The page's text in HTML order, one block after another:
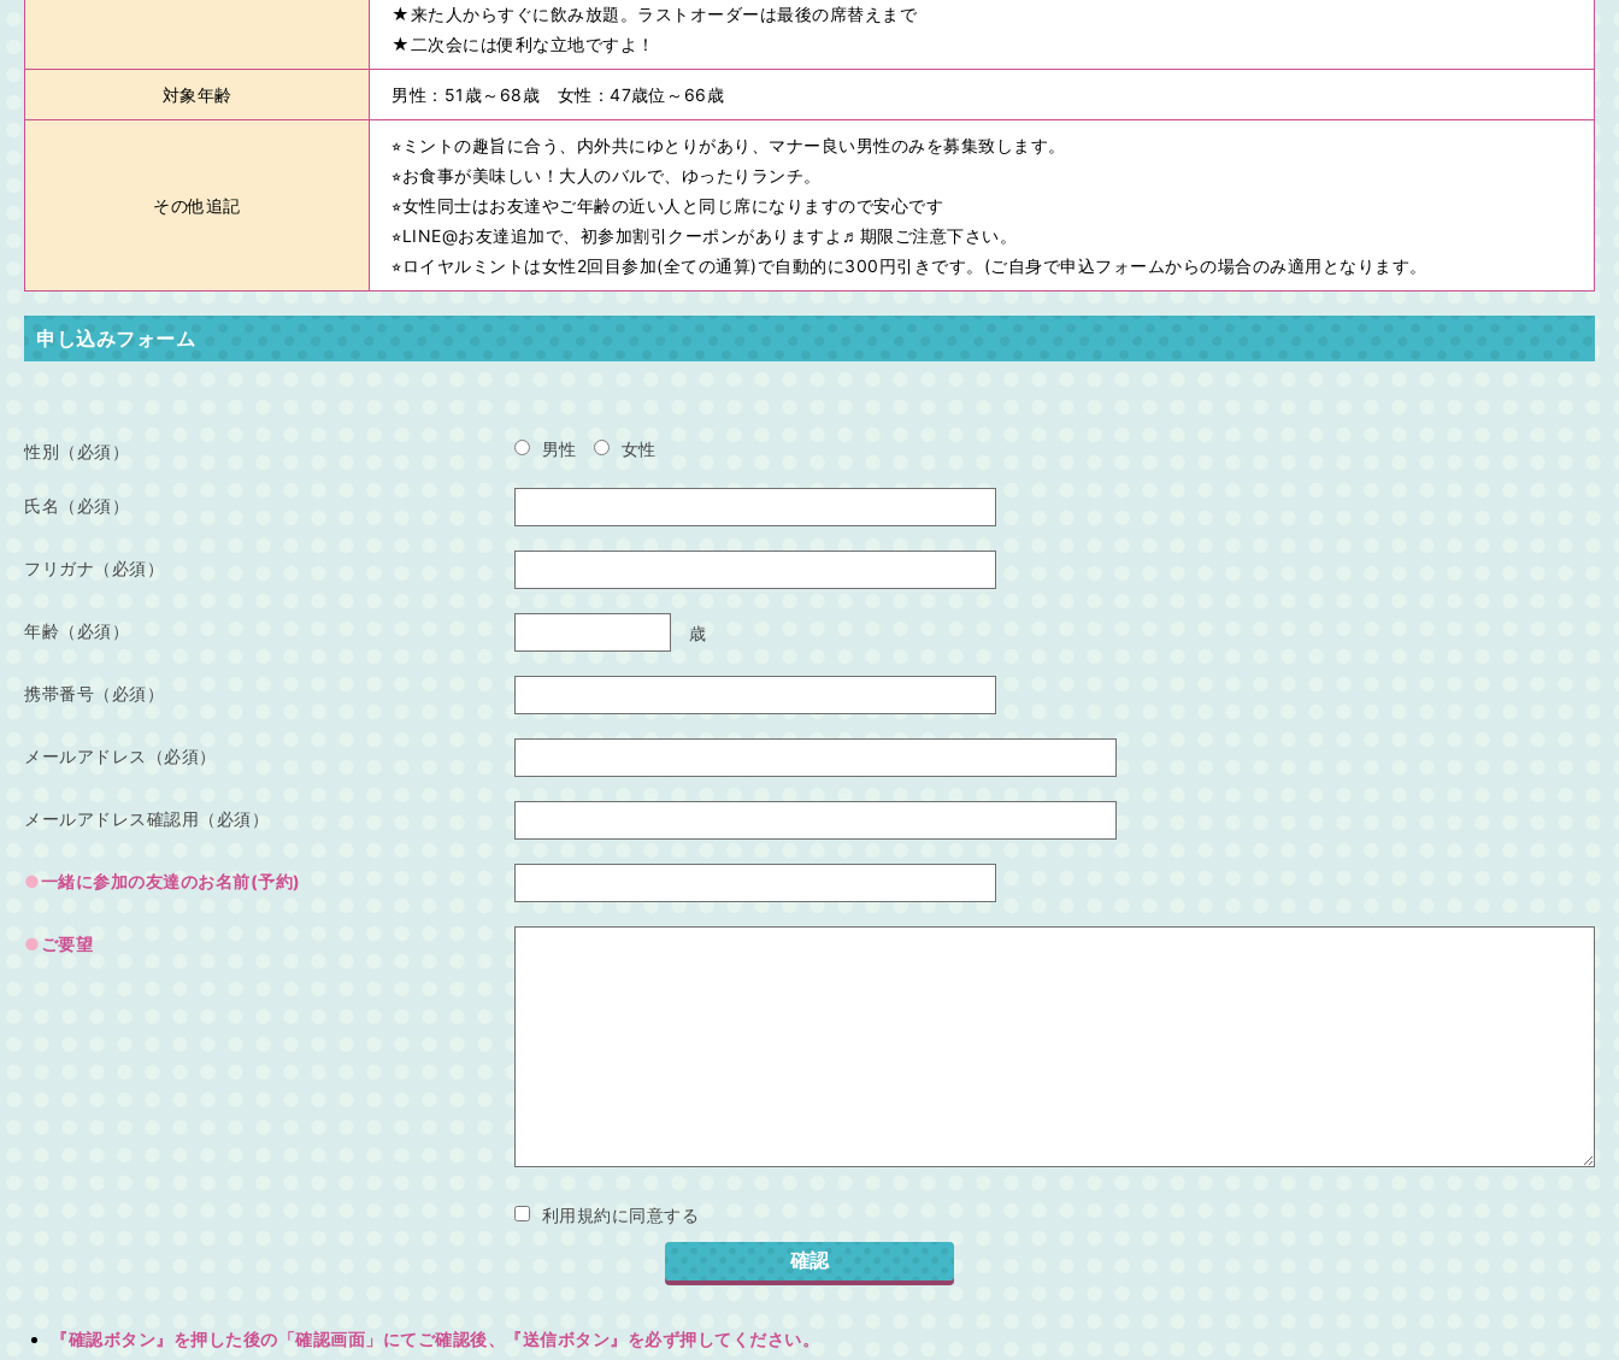
★来た人からすぐに飲み放題。ラストオーダーは最後の席替えまで
★二次会には便利な立地ですよ！
対象年齢 男性：51歳～68歳 女性：47歳位～66歳
その他追記
⭐︎ミントの趣旨に合う、内外共にゆとりがあり、マナー良い男性のみを募集致します。
⭐︎お食事が美味しい！大人のバルで、ゆったりランチ。
⭐︎女性同士はお友達やご年齢の近い人と同じ席になりますので安心です
⭐︎LINE@お友達追加で、初参加割引クーポンがありますよ♬期限ご注意下さい。
⭐︎ロイヤルミントは女性2回目参加(全ての通算)で自動的に300円引きです。(ご自身で申込フォームからの場合のみ適用となります。
申し込みフォーム
性別（必須） 男性 女性
氏名（必須）
フリガナ（必須）
年齢（必須） 歳
携帯番号（必須）
メールアドレス（必須）
メールアドレス確認用（必須）
一緒に参加の友達のお名前(予約)
ご要望
利用規約に同意する
『確認ボタン』を押した後の「確認画面」にてご確認後、『送信ボタン』を必ず押してください。